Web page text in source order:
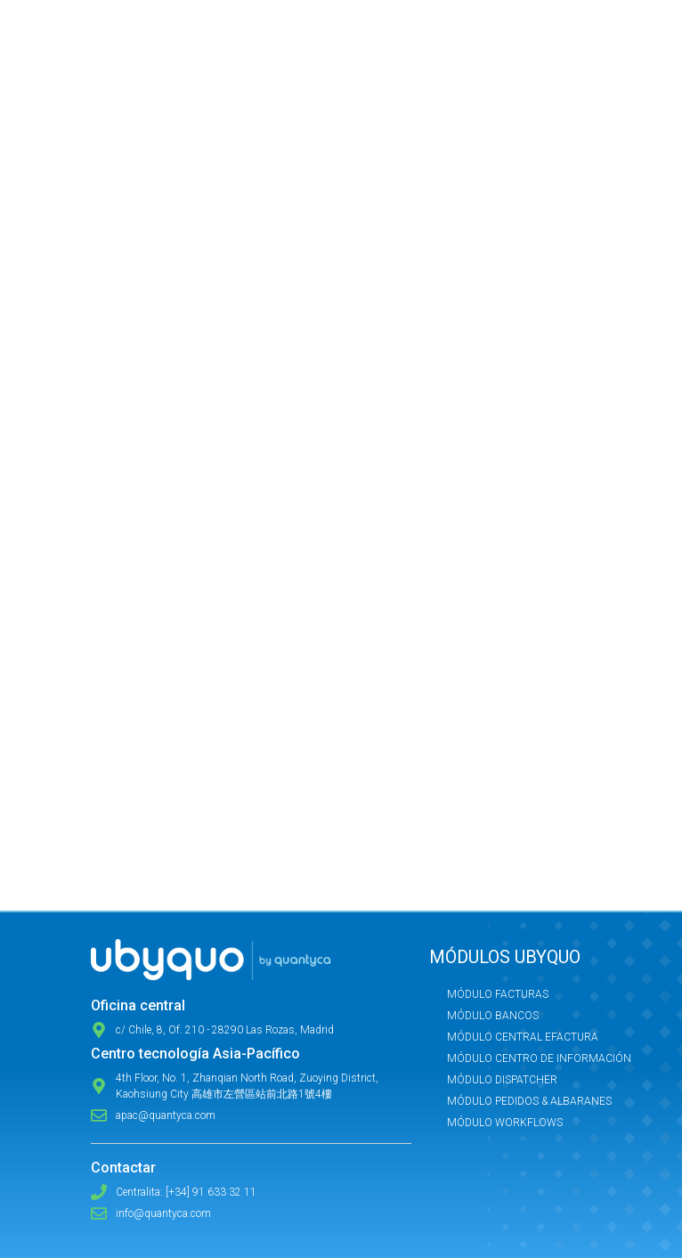
Oficina central
c/ Chile, 8, Of. 210 - 28290 Las Rozas, Madrid
Centro tecnología Asia-Pacífico
4th Floor, No. 1, Zhanqian North Road, Zuoying District,
Kaohsiung City 高雄市左營區站前北路1號4樓
apac@quantyca.com
Contactar
Centralita: [+34] 91 633 32 11
info@quantyca.com
MÓDULOS UBYQUO
MÓDULO FACTURAS
MÓDULO BANCOS
MÓDULO CENTRAL EFACTURA
MÓDULO CENTRO DE INFORMACIÓN
MÓDULO DISPATCHER
MÓDULO PEDIDOS & ALBARANES
MÓDULO WORKFLOWS